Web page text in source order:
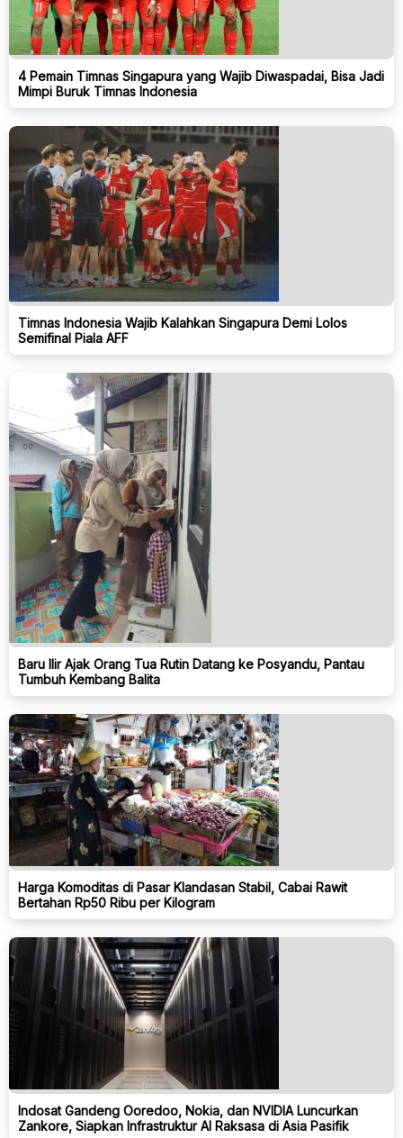
4 Pemain Timnas Singapura yang Wajib Diwaspadai, Bisa Jadi
Mimpi Buruk Timnas Indonesia
Timnas Indonesia Wajib Kalahkan Singapura Demi Lolos
Semifinal Piala AFF
Baru Ilir Ajak Orang Tua Rutin Datang ke Posyandu, Pantau
Tumbuh Kembang Balita
Harga Komoditas di Pasar Klandasan Stabil, Cabai Rawit
Bertahan Rp50 Ribu per Kilogram
Indosat Gandeng Ooredoo, Nokia, dan NVIDIA Luncurkan
Zankore, Siapkan Infrastruktur AI Raksasa di Asia Pasifik